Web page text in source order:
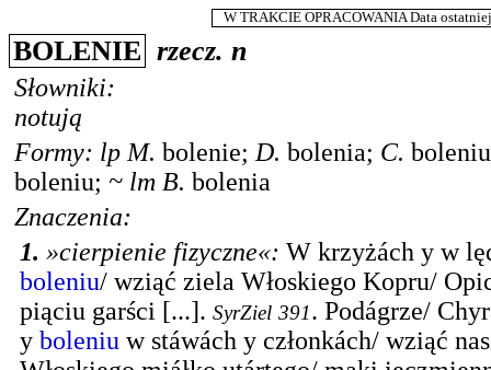
W TRAKCIE OPRACOWANIA Data
BOLENIE rzecz. n
Słowniki:
notują
Formy: lp M. bolenie; D. bolenia; C. boleniu
boleniu; ~ lm B. bolenia
Znaczenia:
1. »cierpienie fizyczne«: W krzyżách y w
boleniu/ wziąć ziela Włoskiego Kopru/
piąciu garści [...]. SyrZiel 391. Podágrze/
y boleniu w stáwách y członkách/ wziąć